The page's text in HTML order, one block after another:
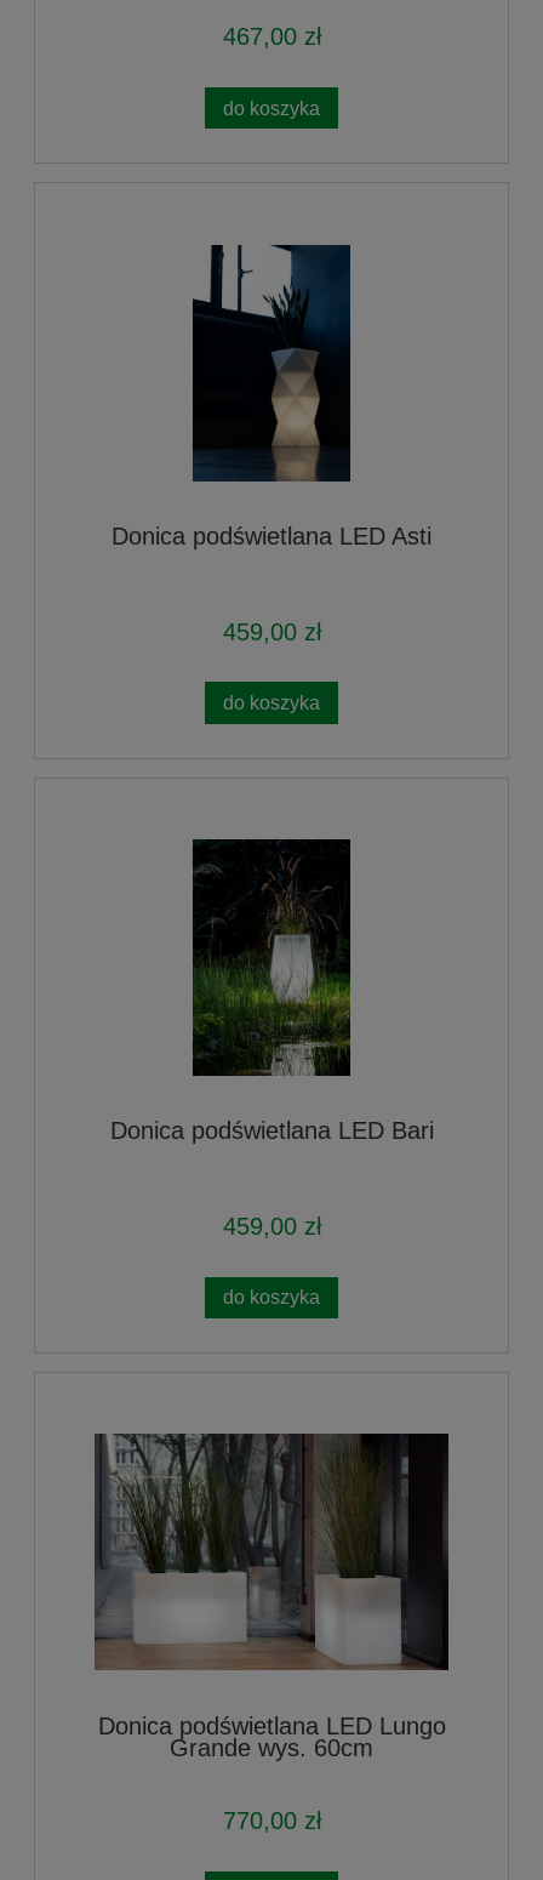
467,00 zł
do koszyka
Donica podświetlana LED Asti
459,00 zł
do koszyka
Donica podświetlana LED Bari
459,00 zł
do koszyka
Donica podświetlana LED Lungo
Grande wys. 60cm
770,00 zł